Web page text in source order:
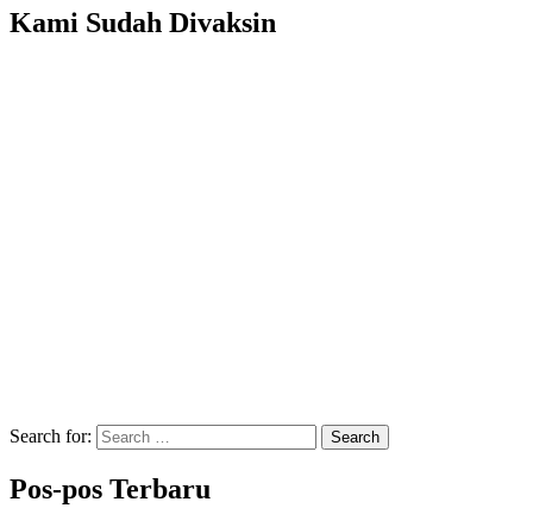
Kami Sudah Divaksin
Search for: Search
Pos-pos Terbaru